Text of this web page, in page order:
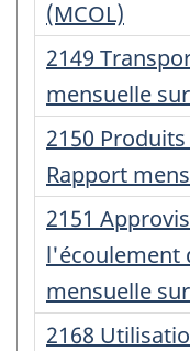
:
(MCOL)
Numéro
:
2149
mensuelle
Numéro
:
2150
Rapport
Numéro
:
2151
l'écoulement
mensuelle
Numéro
2168